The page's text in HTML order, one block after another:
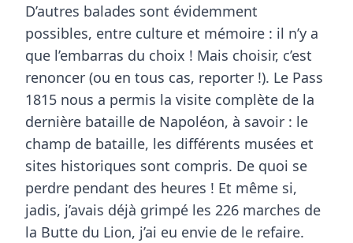
D’autres balades sont évidemment
possibles, entre culture et mémoire : il n’y a
que l’embarras du choix ! Mais choisir, c’est
renoncer (ou en tous cas, reporter !). Le Pass
1815 nous a permis la visite complète de la
dernière bataille de Napoléon, à savoir : le
champ de bataille, les différents musées et
sites historiques sont compris. De quoi se
perdre pendant des heures ! Et même si,
jadis, j’avais déjà grimpé les 226 marches de
la Butte du Lion, j’ai eu envie de le refaire.